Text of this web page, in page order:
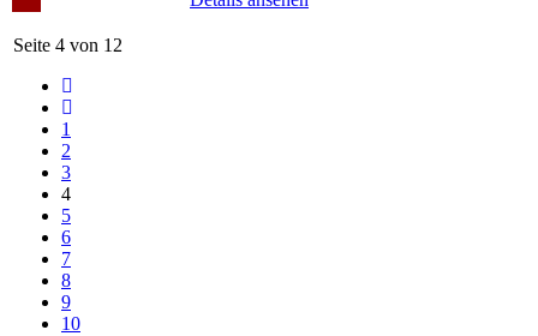
Seite 4 von 12
1
2
3
4
5
6
7
8
9
10